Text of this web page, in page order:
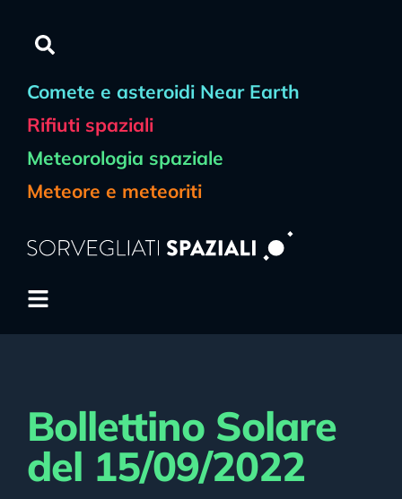
Comete e asteroidi Near Earth
Rifiuti spaziali
Meteorologia spaziale
Meteore e meteoriti
Bollettino Solare
del 15/09/2022